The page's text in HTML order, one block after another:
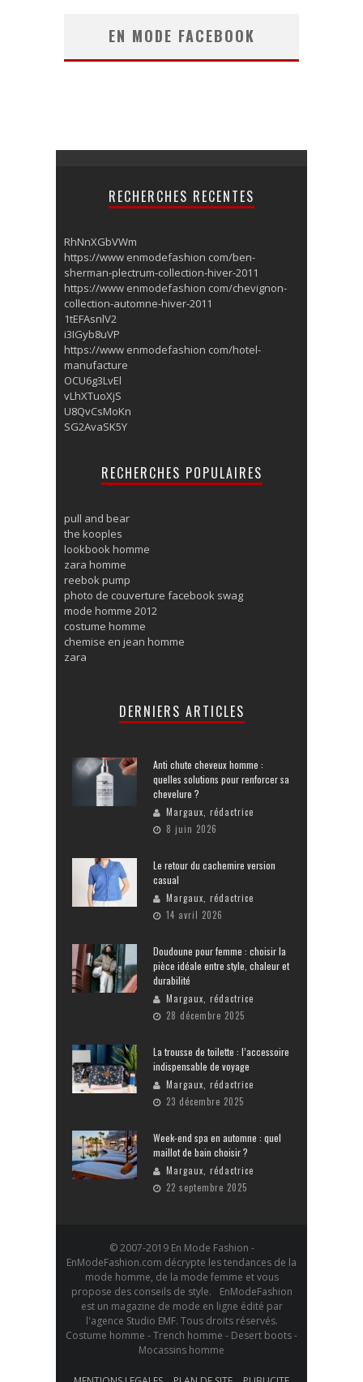
EN MODE FACEBOOK
RECHERCHES RECENTES
RhNnXGbVWm
https://www enmodefashion com/ben-
sherman-plectrum-collection-hiver-2011
https://www enmodefashion com/chevignon-
collection-automne-hiver-2011
1tEFAsnlV2
i3IGyb8uVP
https://www enmodefashion com/hotel-
manufacture
OCU6g3LvEl
vLhXTuoXjS
U8QvCsMoKn
SG2AvaSK5Y
RECHERCHES POPULAIRES
pull and bear
the kooples
lookbook homme
zara homme
reebok pump
photo de couverture facebook swag
mode homme 2012
costume homme
chemise en jean homme
zara
DERNIERS ARTICLES
Anti chute cheveux homme :
quelles solutions pour renforcer sa
chevelure ?
Margaux, rédactrice
8 juin 2026
Le retour du cachemire version
casual
Margaux, rédactrice
14 avril 2026
Doudoune pour femme : choisir la
pièce idéale entre style, chaleur et
durabilité
Margaux, rédactrice
28 décembre 2025
La trousse de toilette : l’accessoire
indispensable de voyage
Margaux, rédactrice
23 décembre 2025
Week-end spa en automne : quel
maillot de bain choisir ?
Margaux, rédactrice
22 septembre 2025
© 2007-2019 En Mode Fashion -
EnModeFashion.com décrypte les tendances de la
mode homme, de la mode femme et vous
propose des conseils de style. EnModeFashion
est un magazine de mode en ligne édité par
l'agence Studio EMF. Tous droits réservés.
Costume homme - Trench homme - Desert boots -
Mocassins homme